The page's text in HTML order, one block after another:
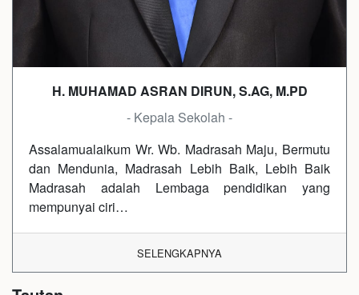
H. MUHAMAD ASRAN DIRUN, S.AG, M.PD
- Kepala Sekolah -
Assalamualaikum Wr. Wb. Madrasah Maju, Bermutu
dan Mendunia, Madrasah Lebih Baik, Lebih Baik
Madrasah adalah Lembaga pendidikan yang
mempunyai ciri…
SELENGKAPNYA